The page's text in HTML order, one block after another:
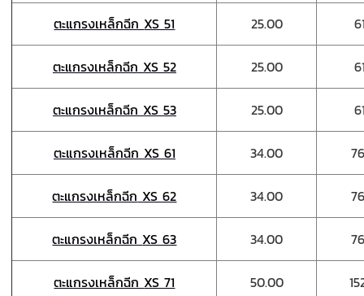
ตะแกรงเหล็กฉีก XS 51 25.00
ตะแกรงเหล็กฉีก XS 52 25.00
ตะแกรงเหล็กฉีก XS 53 25.00
ตะแกรงเหล็กฉีก XS 61 34.00
ตะแกรงเหล็กฉีก XS 62 34.00
ตะแกรงเหล็กฉีก XS 63 34.00
ตะแกรงเหล็กฉีก XS 71 50.00